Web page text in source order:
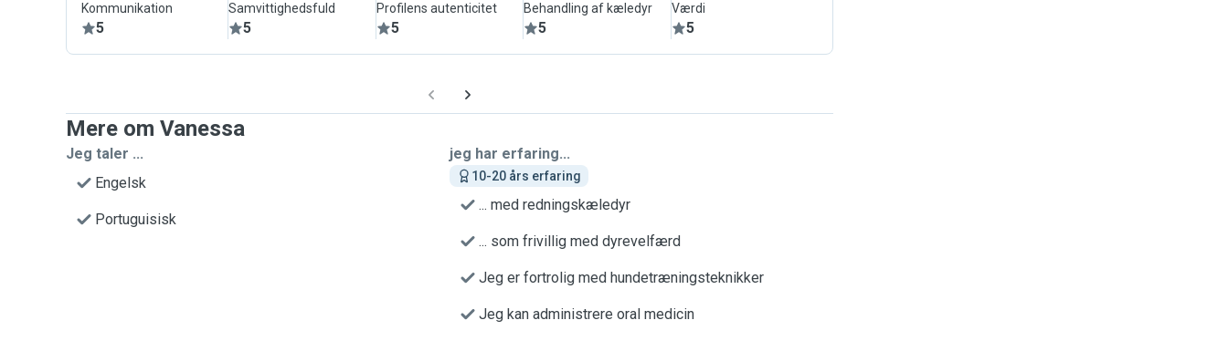
Kommunikation
5
Samvittighedsfuld
5
Profilens autenticitet
5
Behandling af kæledyr
5
Værdi
5
Mere om Vanessa
Jeg taler ...
Engelsk
Portuguisisk
jeg har erfaring...
10-20 års erfaring
... med redningskæledyr
... som frivillig med dyrevelfærd
Jeg er fortrolig med hundetræningsteknikker
Jeg kan administrere oral medicin